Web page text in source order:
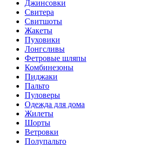
Джинсовки
Свитера
Свитшоты
Жакеты
Пуховики
Лонгсливы
Фетровые шляпы
Комбинезоны
Пиджаки
Пальто
Пуловеры
Одежда для дома
Жилеты
Шорты
Ветровки
Полупальто